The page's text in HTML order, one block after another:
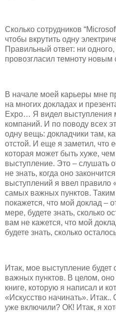
Сколько сотрудников
чтобы вкрутить одну
Правильный ответ: ни
провозгласил темноту новым
В начале моей карьеры мне
на многих докладах и
Expo… Я видел выступления
компаний. И по поводу всех
одну вещь: докладчики там,
отстой. И еще я заметил, что
которая может быть хуже,
выступление. Это – слушать
не знать, когда оно
выступлений я ввел правило
самых важных пунктов.
покажется, что мой доклад –
мере, будете знать, сколько
вам не кажется, что мой
будете знать, сколько
Итак, мое выступление будет
важных пунктов. В целом, оно
книге, которую я написал и
«Искусство начинать».
уже включили? ОК! Итак, я